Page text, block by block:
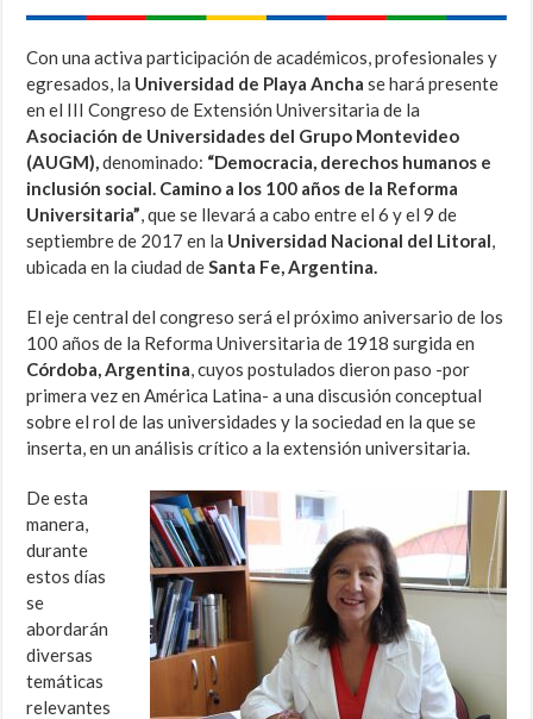
Con una activa participación de académicos, profesionales y
egresados, la Universidad de Playa Ancha se hará presente
en el III Congreso de Extensión Universitaria de la
Asociación de Universidades del Grupo Montevideo
(AUGM),denominado: “Democracia, derechos humanos e
inclusión social. Camino a los 100 años de la Reforma
Universitaria”, que se llevará a cabo entre el 6 y el 9 de
septiembre de 2017 en la Universidad Nacional del Litoral,
ubicada en la ciudad deSanta Fe, Argentina.
El eje central del congreso será el próximo aniversario de los
100 años de la Reforma Universitaria de 1918 surgida en
Córdoba, Argentina, cuyos postulados dieron paso -por
primera vez en América Latina- a una discusión conceptual
sobre el rol de las universidades y la sociedad en la que se
inserta, en un análisis crítico a la extensión universitaria.
De esta
manera,
durante
estos días
se
abordarán
diversas
temáticas
relevantes